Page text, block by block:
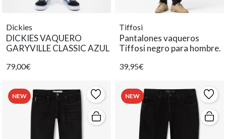
Dickies
DICKIES VAQUERO
GARYVILLE CLASSIC AZUL
79,00€
Tiffosi
Pantalones vaqueros
Tiffosi negro para hombre.
39,95€
NEW NEW